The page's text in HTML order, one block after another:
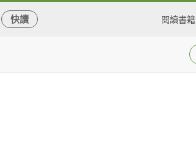
快讀 閱讀書籍